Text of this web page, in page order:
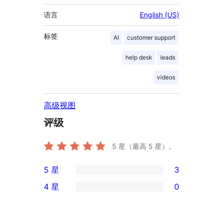
语言 English (US)
标签 AI customer support
help desk leads
videos
高级视图
评级
5 星（最高 5 星）。
3
条
5 星 3
4 星 0